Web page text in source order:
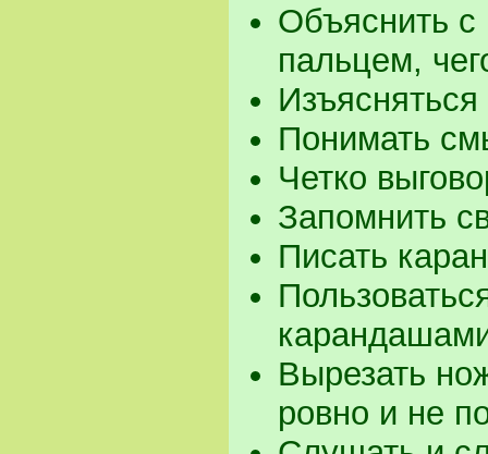
Объяснить
пальцем,
Понимать
Четко
Запомнить
Писать
Вырезать
ровно и не